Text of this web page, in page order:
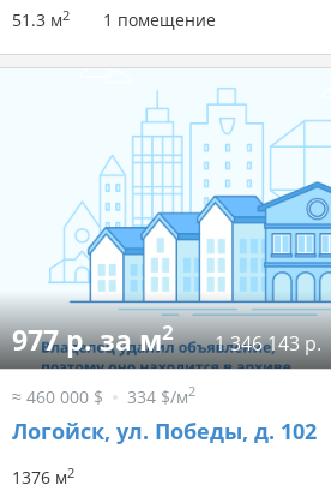
51.3 м2 1 помещение
977 р. за м2 1 346 143 р.
≈ 460 000 $ 334 $/м2
Логойск, ул. Победы, д. 102
1376 м2